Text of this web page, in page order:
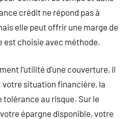
crédit ne répond pas à
elle peut offrir une marge de
est choisie avec méthode.
l’utilité d’une couverture, il
situation financière, la
au risque. Sur le
épargne disponible, votre